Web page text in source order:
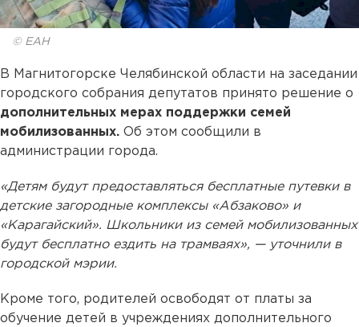
© ЕАН
В Магнитогорске Челябинской области на заседании
городского собрания депутатов принято решение о
дополнительных мерах поддержки семей
мобилизованных. Об этом сообщили в
администрации города.
«Детям будут предоставляться бесплатные путевки в
детские загородные комплексы «Абзаково» и
«Карагайский». Школьники из семей мобилизованных
будут бесплатно ездить на трамваях», — уточнили в
городской мэрии.
Кроме того, родителей освободят от платы за
обучение детей в учреждениях дополнительного